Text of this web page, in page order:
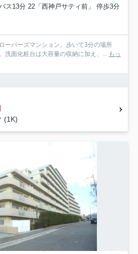
ス13分 22「西神戸サティ前」 停歩3分
ーバーズマンション。歩いて3分の場所
洗面化粧台は大容量の収納に加え、... もっ
(1K)